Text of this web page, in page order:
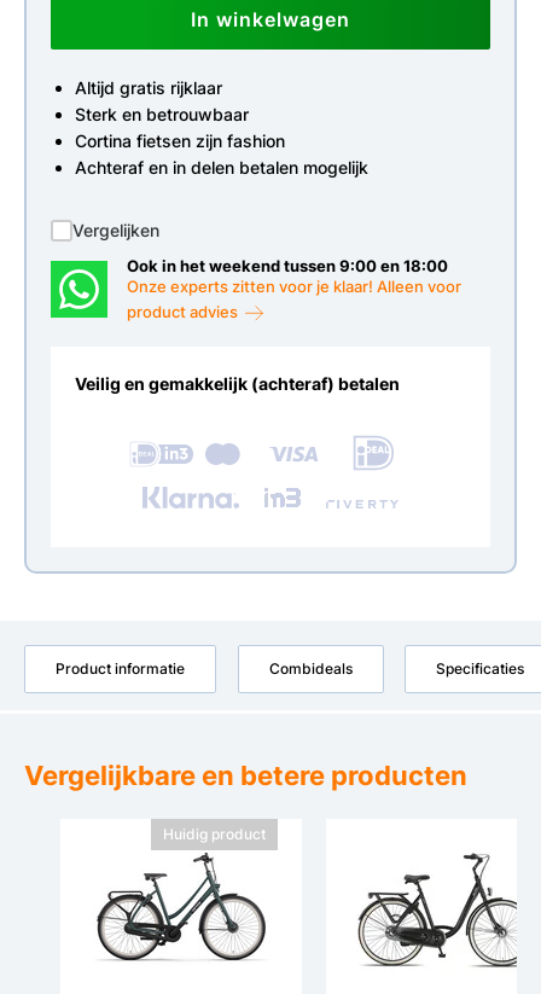
In winkelwagen
Altijd gratis rijklaar
Sterk en betrouwbaar
Cortina fietsen zijn fashion
Achteraf en in delen betalen mogelijk
Vergelijken
Ook in het weekend tussen 9:00 en 18:00
Onze experts zitten voor je klaar! Alleen voor
product advies
Veilig en gemakkelijk (achteraf) betalen
Product informatie Combideals Specificaties
Vergelijkbare en betere producten
Huidig product